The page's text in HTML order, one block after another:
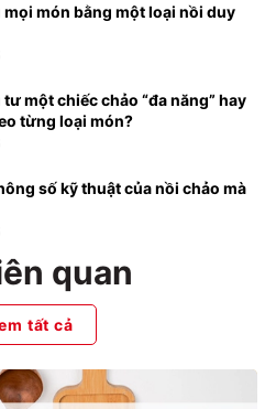
mọi món bằng một loại nồi duy
một chiếc chảo “đa năng” hay
từng loại món?
số kỹ thuật của nồi chảo mà
quan
tất cả